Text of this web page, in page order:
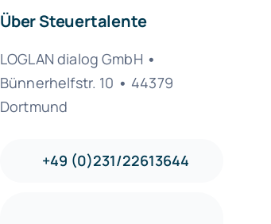
Über Steuertalente
LOGLAN dialog GmbH •
Bünnerhelfstr. 10 • 44379
Dortmund
+49 (0)231/22613644